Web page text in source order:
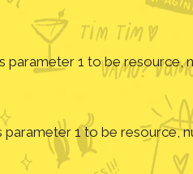
parameter 1 to be resource,
parameter 1 to be resource,